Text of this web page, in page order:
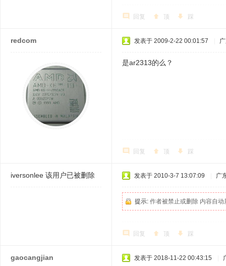
回复 顶 踩
redcom 发表于 2009-2-22 00:01:57
是ar2313的么？
回复 顶 踩
iversonlee 该用户已被删除 发表于 2010-3-7 13:07:09 广
提示: 作者被禁止或删除 内容自动
回复 顶 踩
gaocangjian 发表于 2018-11-22 00:43:15